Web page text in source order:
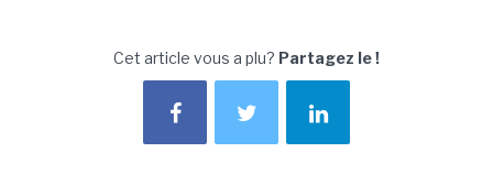
Cet article vous a plu? Partagez le !